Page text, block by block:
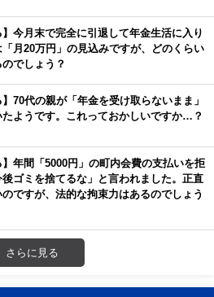
】今月末で完全に引退して年金生活に入り
「月20万円」の見込みですが、どのくらい
でしょう？
】70代の親が「年金を受け取らないまま」
たようです。これっておかしいですか…？
】年間「5000円」の町内会費の支払いを拒
ゴミを捨てるな」と言われました。正直
ですが、法的な拘束力はあるのでしょう
さらに見る